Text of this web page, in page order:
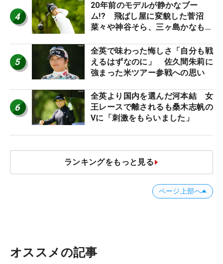
4
20年前のモデルが静かなブー
ム!? 飛ばし屋に変貌した菅沼
菜々や神谷そら、三ヶ島かなも使
ロたちの“飛ばしギア”】
5
全英で味わった悔しさ「自分も戦
えるはずなのに」 佐久間朱莉に
強まった米ツアー参戦への思い
6
全英より国内を選んだ河本結 女
王レースで離されるも桑木志帆の
Vに「刺激をもらいました」
ランキングをもっと見る
ページ上部へ
オススメの記事